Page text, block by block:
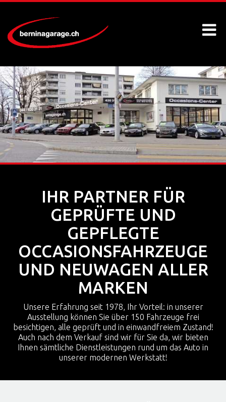
IHR PARTNER FÜR
GEPRÜFTE UND
GEPFLEGTE
OCCASIONSFAHRZEUGE
UND NEUWAGEN ALLER
MARKEN
Unsere Erfahrung seit 1978, Ihr Vorteil: in unserer
Ausstellung können Sie über 150 Fahrzeuge frei
besichtigen, alle geprüft und in einwandfreiem Zustand!
Auch nach dem Verkauf sind wir für Sie da, wir bieten
Ihnen sämtliche Dienstleistungen rund um das Auto in
unserer modernen Werkstatt!